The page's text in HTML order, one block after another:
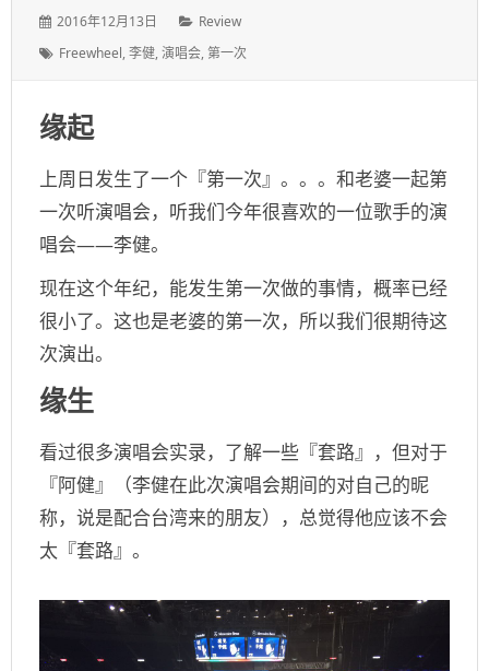
发
于：
2016年12月13日
分
Review
标
Freewheel,李健,演唱会,第一次
缘起
上周日发生了一个『第一次』。。。和老婆一起第
一次听演唱会，听我们今年很喜欢的一位歌手的演
唱会——李健。
现在这个年纪，能发生第一次做的事情，概率已经
很小了。这也是老婆的第一次，所以我们很期待这
次演出。
缘生
看过很多演唱会实录，了解一些『套路』，但对于
『阿健』（李健在此次演唱会期间的对自己的昵
称，说是配合台湾来的朋友），总觉得他应该不会
太『套路』。